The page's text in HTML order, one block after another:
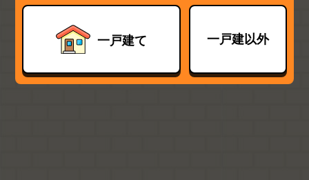
一戸建て 一戸建以外